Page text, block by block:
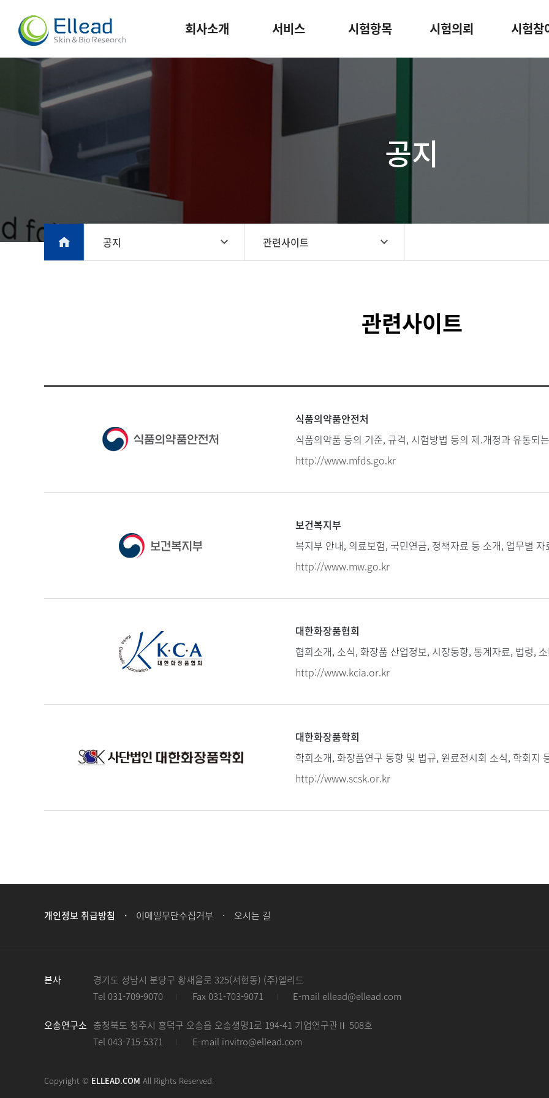
회사소개 서비스 시험항목 시험의뢰 시험참
공지
공지 관련사이트
관련사이트
식품의약품안전처
식품의약품 등의 기준, 규격, 시험방법 등의 제.개정과 유통되
http://www.mfds.go.kr
보건복지부
복지부 안내, 의료보험, 국민연금, 정책자료 등 소개, 업무별 자
http://www.mw.go.kr
대한화장품협회
협회소개, 소식, 화장품 산업정보, 시장동향, 통계자료, 법령,
http://www.kcia.or.kr
대한화장품학회
학회소개, 화장품연구 동향 및 법규, 원료전시회 소식, 학회지
http://www.scsk.or.kr
개인정보 취급방침 이메일무단수집거부 오시는 길
본사
경기도 성남시 분당구 황새울로 325(서현동) (주)엘리드
Tel 031-709-9070
Fax 031-703-9071 E-mail ellead@ellead.com
오송연구소 충청북도 청주시 흥덕구 오송읍 오송생명1로 194-41 기업연구관Ⅱ 508호
Tel 043-715-5371
E-mail invitro@ellead.com
Copyright © ELLEAD.COM All Rights Reserved.